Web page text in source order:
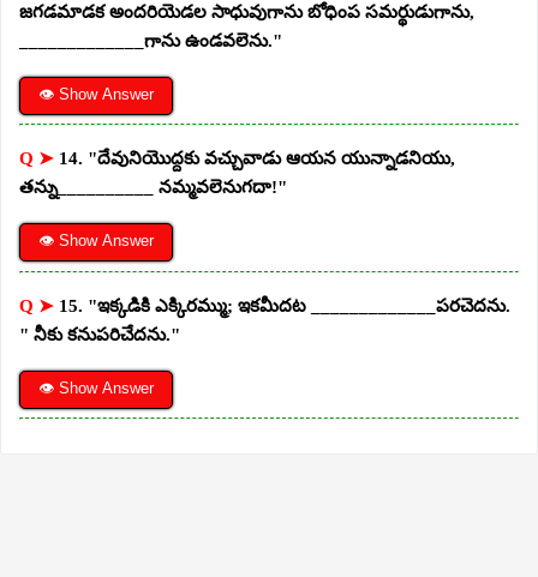
జగడమాడక అందరియెడల సాధువుగాను బోధింప సమర్థుడుగాను,
_____________గాను ఉండవలెను."
👁 Show Answer
Q ➤ 14. "దేవునియొద్దకు వచ్చువాడు ఆయన యున్నాడనియు,
తన్ను__________ నమ్మవలెనుగదా!"
👁 Show Answer
Q ➤ 15. "ఇక్కడికి ఎక్కిరమ్ము; ఇకమీదట _____________పరచెదను.
" నీకు కనుపరిచేదను."
👁 Show Answer